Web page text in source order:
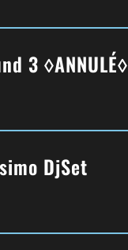
3 ◊ANNULÉ◊
DjSet